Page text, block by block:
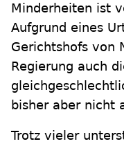
Minderheiten ist
Aufgrund eines
Gerichtshofs von
Regierung auch
bisher aber nicht
Trotz vieler